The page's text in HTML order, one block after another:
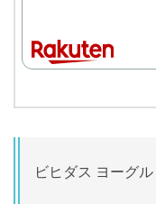
ビヒダス ヨーグ